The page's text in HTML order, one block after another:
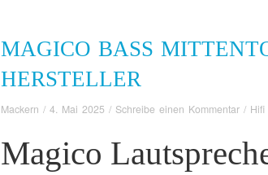
MAGICO BASS
HERSTELLER
Mackern / 4. Mai 2025 / Schreibe einen Kommentar/ Hifi
Magico